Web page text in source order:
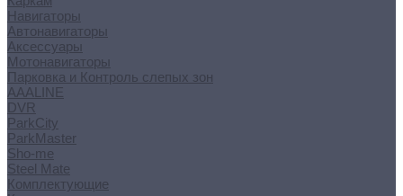
Навигаторы
Автонавигаторы
Аксессуары
Мотонавигаторы
Парковка и Контроль слепых зон
AAALINE
DVR
ParkCity
ParkMaster
Sho-me
Steel Mate
Комплектующие